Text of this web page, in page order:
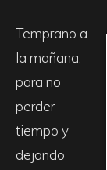
Temprano a
la mañana,
para no
perder
tiempo y
dejando